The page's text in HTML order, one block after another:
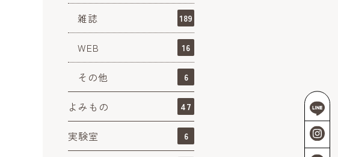
雑誌 189
WEB 16
その他 6
よみもの 47
実験室 6